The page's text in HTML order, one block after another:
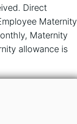
Direct
Maternity
Maternity
allowance is